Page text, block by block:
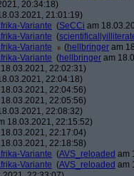
20:34:18)
21:01:19)
Variante (SeCCi am
Variante (
Variante
(hellbringer am
Variante (hellbringer am
22:02:31)
22:04:18)
22:04:56)
22:05:56)
22:08:32)
18.03.2021, 22:15:52)
22:17:04)
22:18:58)
Variante (AVS_reloaded am
Variante (AVS_reloaded am